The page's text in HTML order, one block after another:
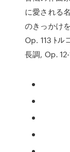
に愛される
のきっかけ
Op. 113 ﾄル
長調, Op.